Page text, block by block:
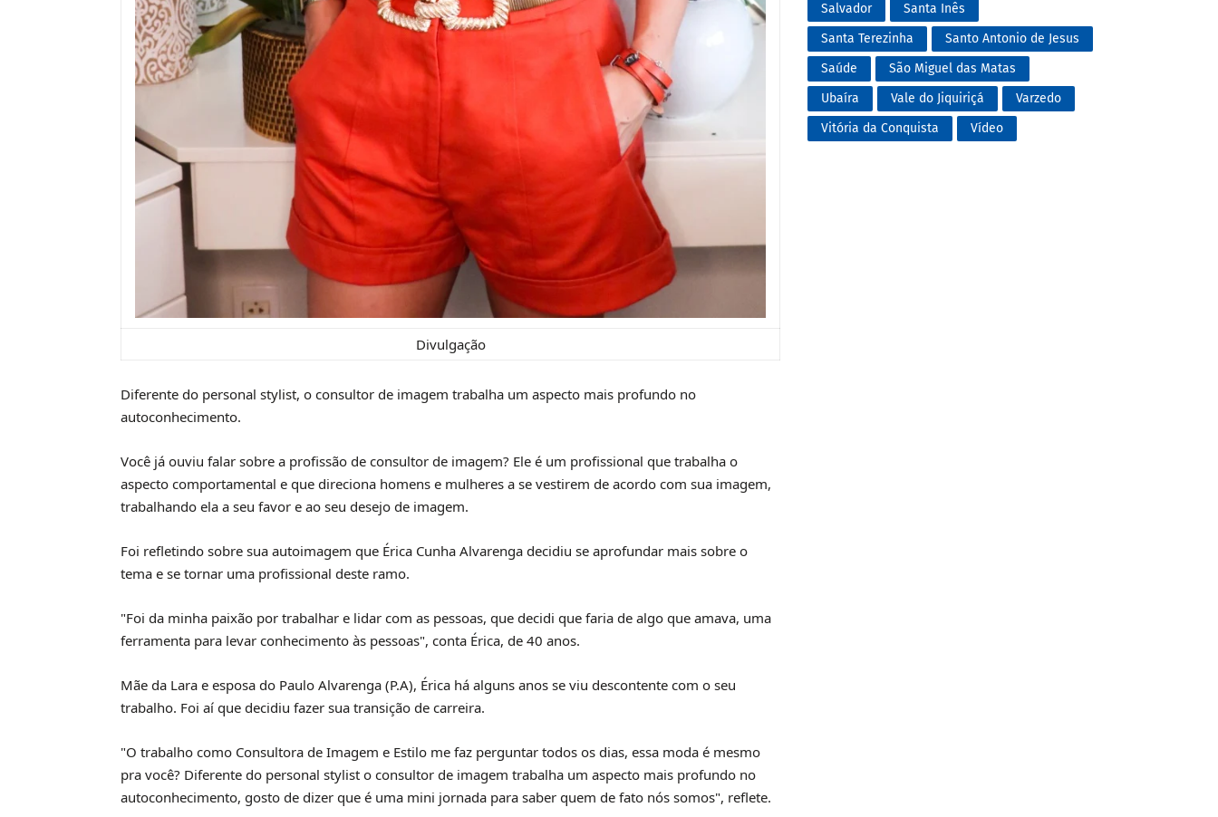
Divulgação
Diferente do personal stylist, o consultor de imagem trabalha um aspecto mais profundo no
autoconhecimento.
Você já ouviu falar sobre a profissão de consultor de imagem? Ele é um profissional que trabalha o
aspecto comportamental e que direciona homens e mulheres a se vestirem de acordo com sua imagem,
trabalhando ela a seu favor e ao seu desejo de imagem.
Foi refletindo sobre sua autoimagem que Érica Cunha Alvarenga decidiu se aprofundar mais sobre o
tema e se tornar uma profissional deste ramo.
"Foi da minha paixão por trabalhar e lidar com as pessoas, que decidi que faria de algo que amava, uma
ferramenta para levar conhecimento às pessoas", conta Érica, de 40 anos.
Mãe da Lara e esposa do Paulo Alvarenga (P.A), Érica há alguns anos se viu descontente com o seu
trabalho. Foi aí que decidiu fazer sua transição de carreira.
"O trabalho como Consultora de Imagem e Estilo me faz perguntar todos os dias, essa moda é mesmo
pra você? Diferente do personal stylist o consultor de imagem trabalha um aspecto mais profundo no
autoconhecimento, gosto de dizer que é uma mini jornada para saber quem de fato nós somos", reflete.
Salvador
Santa Inês
Santa Terezinha
Santo Antonio de Jesus
Saúde
São Miguel das Matas
Ubaíra
Vale do Jiquiriçá
Varzedo
Vitória da Conquista
Vídeo